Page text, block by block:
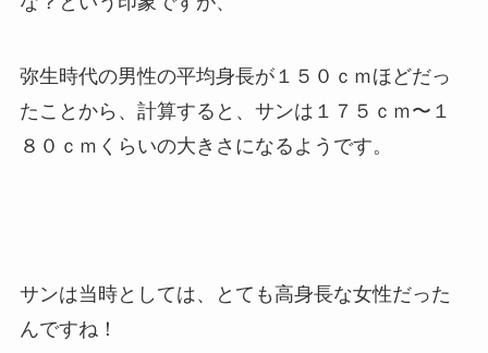
弥生時代の男性の平均身長が１５０ｃｍほどだっ
たことから、計算すると、サンは１７５ｃｍ〜１
８０ｃｍくらいの大きさになるようです。
サンは当時としては、とても高身長な女性だった
んですね！